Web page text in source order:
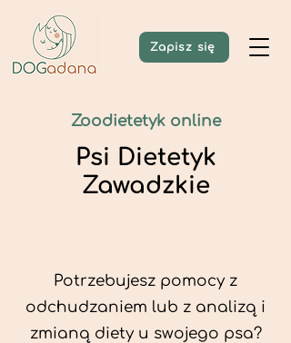
Zapisz się
Zoodietetyk online
Psi Dietetyk
Zawadzkie
Potrzebujesz pomocy z
odchudzaniem lub z analizą i
zmianą diety u swojego psa?